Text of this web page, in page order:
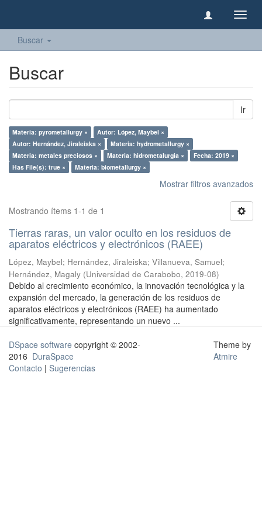
Buscar
Buscar
Ir
Materia: pyrometallurgy ×
Autor: López, Maybel ×
Autor: Hernández, Jiraleiska ×
Materia: hydrometallurgy ×
Materia: metales preciosos ×
Materia: hidrometalurgia ×
Fecha: 2019 ×
Has File(s): true ×
Materia: biometallurgy ×
Mostrar filtros avanzados
Mostrando ítems 1-1 de 1
Tierras raras, un valor oculto en los residuos de
aparatos eléctricos y electrónicos (RAEE)
López, Maybel; Hernández, Jiraleiska; Villanueva, Samuel;
Hernández, Magaly (Universidad de Carabobo, 2019-08)
Debido al crecimiento económico, la innovación tecnológica y la
expansión del mercado, la generación de los residuos de
aparatos eléctricos y electrónicos (RAEE) ha aumentado
significativamente, representando un nuevo ...
DSpace software copyright © 2002-
2016 DuraSpace
Contacto | Sugerencias
Theme by
Atmire